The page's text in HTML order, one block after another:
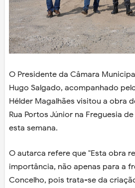
O Presidente da Câmara
Hugo Salgado, acompanhado
Hélder Magalhães visitou a obra
Rua Portos Júnior na Freguesia
esta semana.
O autarca refere que "Esta obra
importância, não apenas para a
Concelho, pois trata-se da